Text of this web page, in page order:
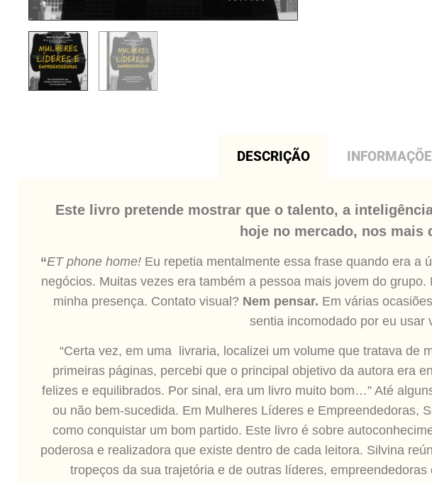
DESCRIÇÃO
Este livro pretende mostrar que o talento, a
hoje no mercado, nos mais
“ET phone home! Eu repetia mentalmente essa frase quando era a
negócios. Muitas vezes era também a pessoa mais jovem do
minha presença. Contato visual? Nem pensar. Em várias
sentia incomodado por eu usar
“Certa vez, em uma livraria, localizei um volume que tratava de
primeiras páginas, percebi que o principal objetivo da autora era
felizes e equilibrados. Por sinal, era um livro muito bom…” Até
ou não bem-sucedida. Em Mulheres Líderes e Empreendedoras,
como conquistar um bom partido. Este livro é sobre
poderosa e realizadora que existe dentro de cada leitora. Silvina
tropeços da sua trajetória e de outras líderes,